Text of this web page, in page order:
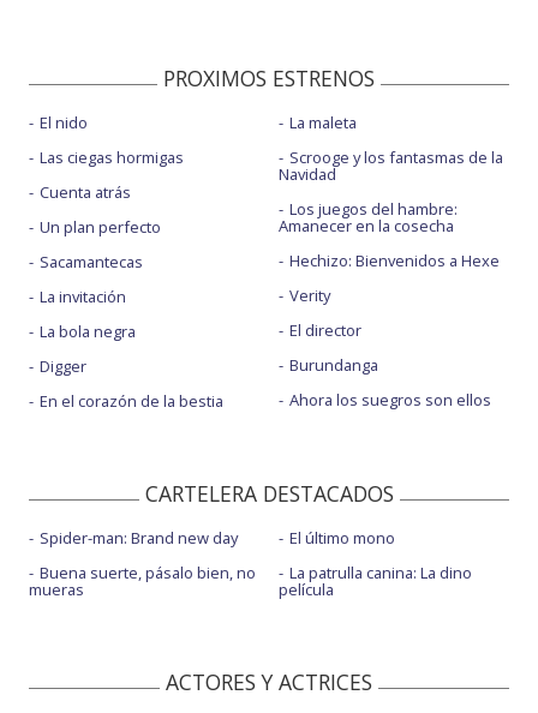
PROXIMOS ESTRENOS
El nido
Las ciegas hormigas
Cuenta atrás
Un plan perfecto
Sacamantecas
La invitación
La bola negra
Digger
En el corazón de la bestia
La maleta
Scrooge y los fantasmas de la
Navidad
Los juegos del hambre:
Amanecer en la cosecha
Hechizo: Bienvenidos a Hexe
Verity
El director
Burundanga
Ahora los suegros son ellos
CARTELERA DESTACADOS
Spider-man: Brand new day
Buena suerte, pásalo bien, no
mueras
El último mono
La patrulla canina: La dino
película
ACTORES Y ACTRICES